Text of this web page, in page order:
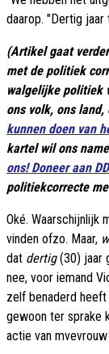
daarop. "Dertig jaar
(Artikel gaat
met de politiek
walgelijke politiek
ons volk, ons land,
kunnen doen van
kartel wil ons
ons! Doneer aan
politiekcorrecte
Oké. Waarschijnlijk
vinden ofzo. Maar,
dat dertig(30) jaar
nee, voor iemand
zelf benaderd
gewoon ter sprake
actie van